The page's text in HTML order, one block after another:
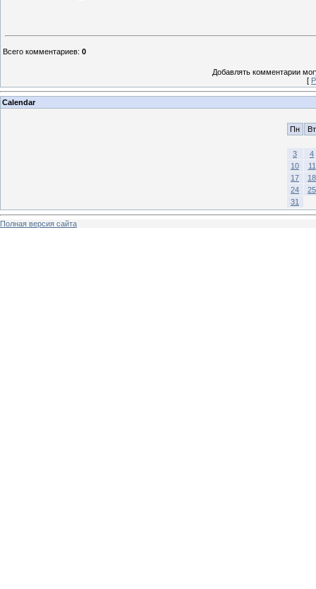
Всего комментариев: 0
Добавлять комментарии
[
Calendar
Пн Вт
3
4
10
11
17
18
24
25
31
Полная версия сайта